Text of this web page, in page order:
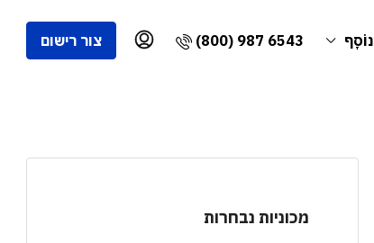
נוֹסָף (800) 987 6543 צור רישום
מכוניות נבחרות